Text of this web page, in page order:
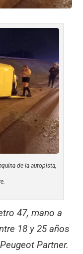
de la autopista,
47, mano a
18 y 25 años
Partner.